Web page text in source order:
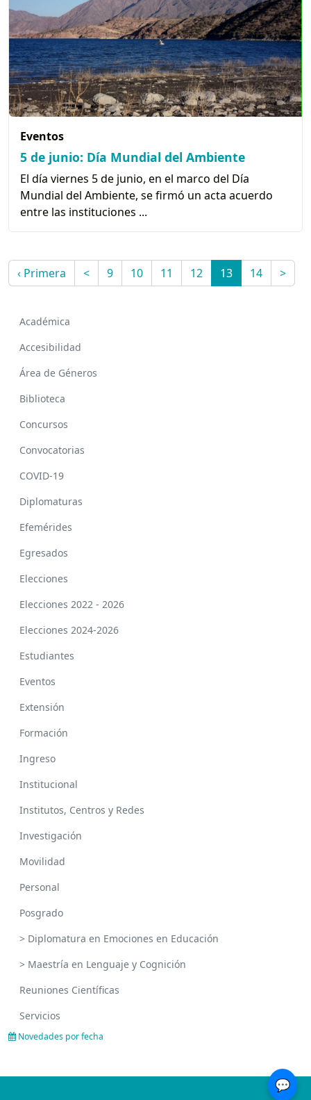
Eventos
5 de junio: Día Mundial del Ambiente
El día viernes 5 de junio, en el marco del Día
Mundial del Ambiente, se firmó un acta acuerdo
entre las instituciones ...
‹ Primera < 9 10 11 12 13 14 >
Académica
Accesibilidad
Área de Géneros
Biblioteca
Concursos
Convocatorias
COVID-19
Diplomaturas
Efemérides
Egresados
Elecciones
Elecciones 2022 - 2026
Elecciones 2024-2026
Estudiantes
Eventos
Extensión
Formación
Ingreso
Institucional
Institutos, Centros y Redes
Investigación
Movilidad
Personal
Posgrado
> Diplomatura en Emociones en Educación
> Maestría en Lenguaje y Cognición
Reuniones Científicas
Servicios
Novedades por fecha
💬